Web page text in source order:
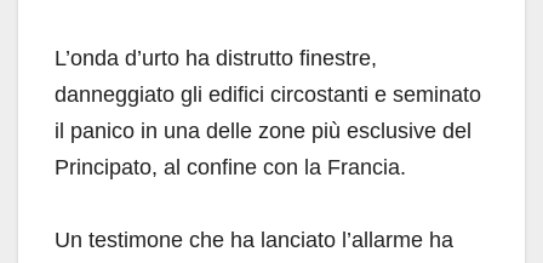
L’onda d’urto ha distrutto finestre,
danneggiato gli edifici circostanti e seminato
il panico in una delle zone più esclusive del
Principato, al confine con la Francia.
Un testimone che ha lanciato l’allarme ha